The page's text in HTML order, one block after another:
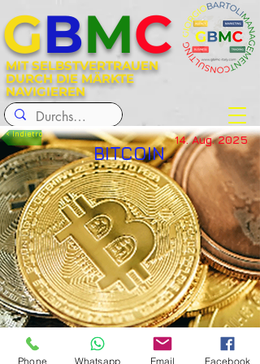
MIT SELBSTVERTRAUEN
DURCH DIE MÄRKTE
NAVIGIEREN
GBMC
< Indietro
BITCOIN
14. Aug. 2025
Phone Whatsapp Email Facebook